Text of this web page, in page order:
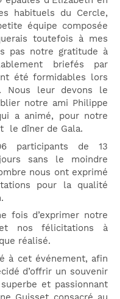
habituels du Cercle,
équipe composée
toutefois à mes
pas notre gratitude à
briefés par
été formidables lors
Nous leur devons le
notre ami Philippe
a animé, pour notre
le dîner de Gala.
participants de 13
sans le moindre
nous ont exprimé
pour la qualité
fois d’exprimer notre
nos félicitations à
réalisé.
à cet événement, afin
d’offrir un souvenir
et passionnant